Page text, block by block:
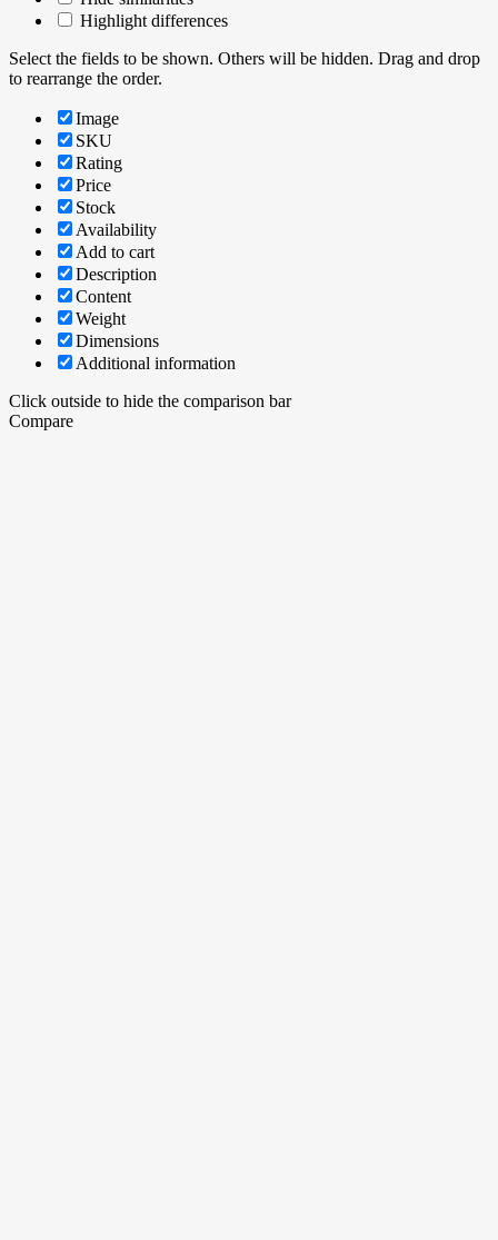
Highlight differences
Select the fields to be shown. Others will be hidden. Drag and drop
to rearrange the order.
Image
SKU
Rating
Price
Stock
Availability
Add to cart
Description
Content
Weight
Dimensions
Additional information
Click outside to hide the comparison bar
Compare